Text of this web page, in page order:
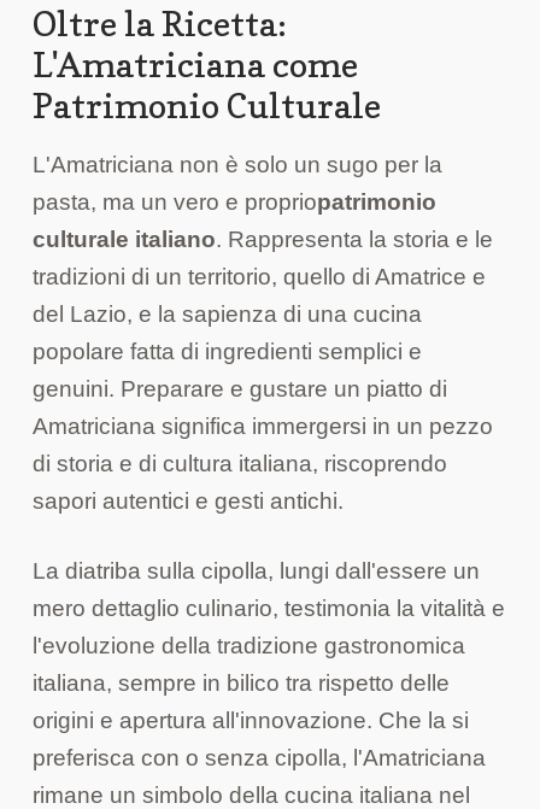
Oltre la Ricetta:
L'Amatriciana come
Patrimonio Culturale
L'Amatriciana non è solo un sugo per la
pasta, ma un vero e propriopatrimonio
culturale italiano. Rappresenta la storia e le
tradizioni di un territorio, quello di Amatrice e
del Lazio, e la sapienza di una cucina
popolare fatta di ingredienti semplici e
genuini. Preparare e gustare un piatto di
Amatriciana significa immergersi in un pezzo
di storia e di cultura italiana, riscoprendo
sapori autentici e gesti antichi.
La diatriba sulla cipolla, lungi dall'essere un
mero dettaglio culinario, testimonia la vitalità e
l'evoluzione della tradizione gastronomica
italiana, sempre in bilico tra rispetto delle
origini e apertura all'innovazione. Che la si
preferisca con o senza cipolla, l'Amatriciana
rimane un simbolo della cucina italiana nel